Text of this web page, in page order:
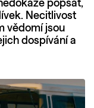
popsat,
Necitlivost
vědomí jsou
dospívání a